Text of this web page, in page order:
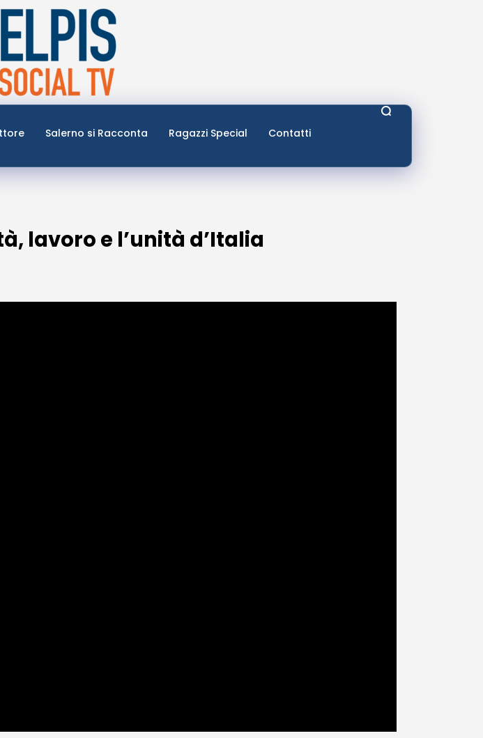
Salerno si Racconta Ragazzi Special Contatti
lavoro e l’unità d’Italia